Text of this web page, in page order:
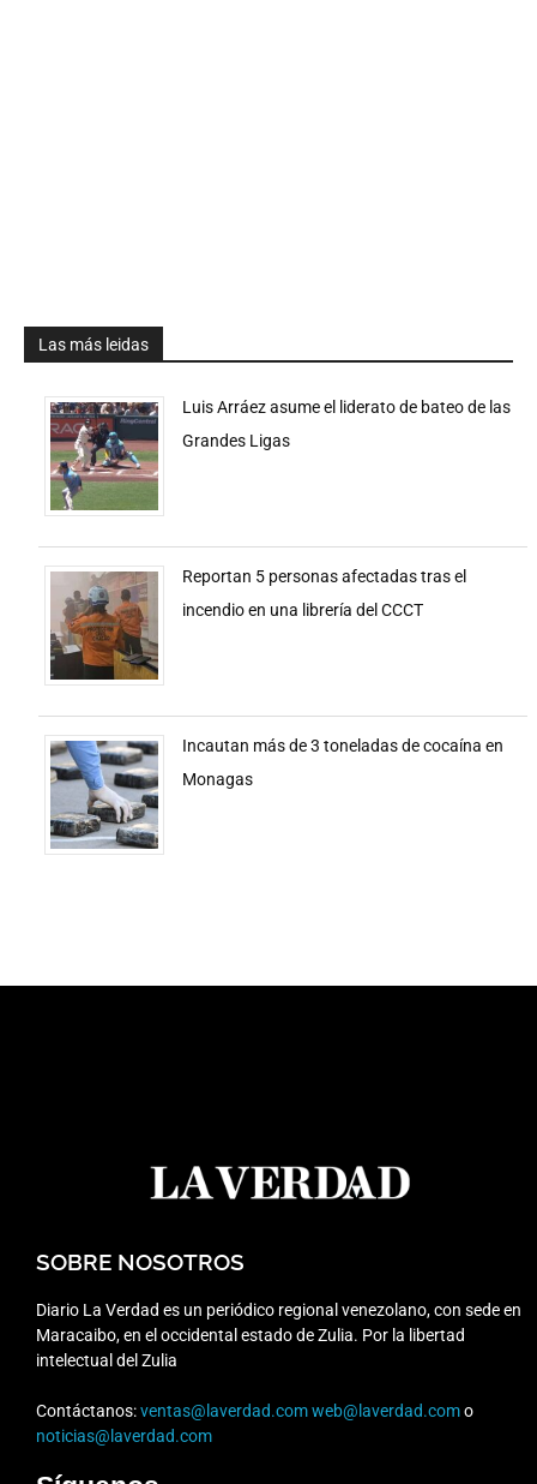
Las más leidas
Luis Arráez asume el liderato de bateo de las
Grandes Ligas
Reportan 5 personas afectadas tras el
incendio en una librería del CCCT
Incautan más de 3 toneladas de cocaína en
Monagas
SOBRE NOSOTROS
Diario La Verdad es un periódico regional venezolano, con sede en
Maracaibo, en el occidental estado de Zulia. Por la libertad
intelectual del Zulia
Contáctanos:ventas@laverdad.comweb@laverdad.como
noticias@laverdad.com